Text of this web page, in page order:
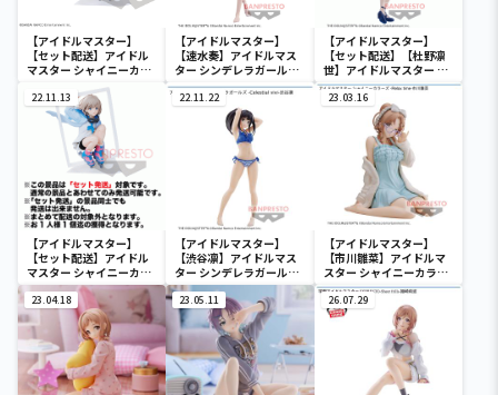
【アイドルマスター】
【セット配送】アイドル
マスター シャイニーカラ
ーズ ESPRESTO est-
Windy and Motions-芹
沢あさひ
【アイドルマスター】
【速水奏】アイドルマス
ター シンデレラガールズ
-Celestial vivi-速水奏
【アイドルマスター】
【セット配送】【杜野凛
世】アイドルマスター シ
ャイニーカラーズ 杜野凛
世-階段式純情昇降機-
22.11.13
【アイドルマスター】
【セット配送】アイドル
マスター シャイニーカラ
ーズ ESPRESTO est-
Windy and Motions-芹
沢あさひ
22.11.22
【アイドルマスター】
【渋谷凛】アイドルマス
ター シンデレラガールズ
-Celestial vivi-渋谷凛
23.03.16
【アイドルマスター】
【市川雛菜】アイドルマ
スター シャイニーカラー
ズ -Relax time-市川雛菜
23.04.18 23.05.11 26.07.29